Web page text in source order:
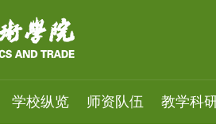
学校纵览 师资队伍 教学科